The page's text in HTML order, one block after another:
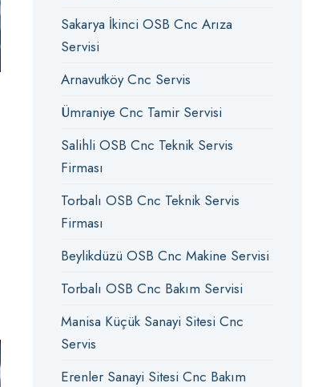
Sakarya İkinci OSB Cnc Arıza
Servisi
Arnavutköy Cnc Servis
Ümraniye Cnc Tamir Servisi
Salihli OSB Cnc Teknik Servis
Firması
Torbalı OSB Cnc Teknik Servis
Firması
Beylikdüzü OSB Cnc Makine Servisi
Torbalı OSB Cnc Bakım Servisi
Manisa Küçük Sanayi Sitesi Cnc
Servis
Erenler Sanayi Sitesi Cnc Bakım